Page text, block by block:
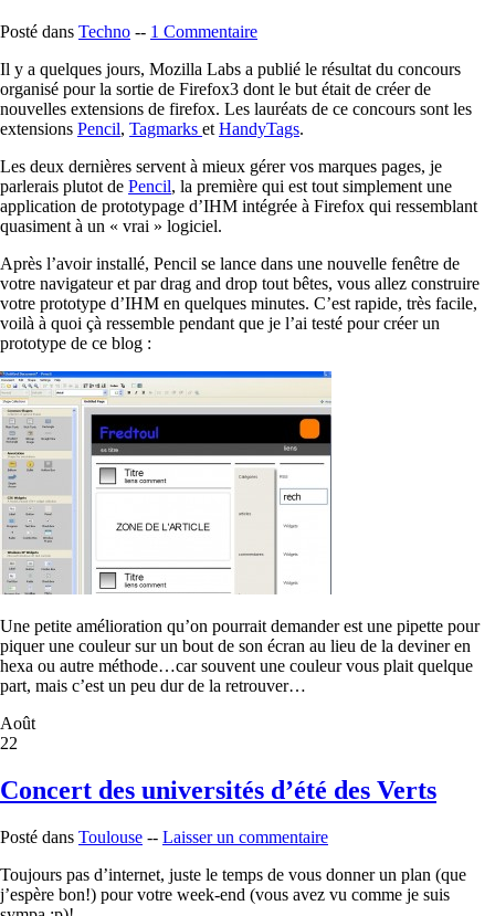
Posté dans Techno -- 1 Commentaire
Il y a quelques jours, Mozilla Labs a publié le résultat du concours
organisé pour la sortie de Firefox3 dont le but était de créer de
nouvelles extensions de firefox. Les lauréats de ce concours sont les
extensions Pencil, Tagmarks et HandyTags.
Les deux dernières servent à mieux gérer vos marques pages, je
parlerais plutot de Pencil, la première qui est tout simplement une
application de prototypage d’IHM intégrée à Firefox qui ressemblant
quasiment à un « vrai » logiciel.
Après l’avoir installé, Pencil se lance dans une nouvelle fenêtre de
votre navigateur et par drag and drop tout bêtes, vous allez construire
votre prototype d’IHM en quelques minutes. C’est rapide, très facile,
voilà à quoi çà ressemble pendant que je l’ai testé pour créer un
prototype de ce blog :
Une petite amélioration qu’on pourrait demander est une pipette pour
piquer une couleur sur un bout de son écran au lieu de la deviner en
hexa ou autre méthode…car souvent une couleur vous plait quelque
part, mais c’est un peu dur de la retrouver…
Août
22
Concert des universités d’été des Verts
Posté dans Toulouse -- Laisser un commentaire
Toujours pas d’internet, juste le temps de vous donner un plan (que
j’espère bon!) pour votre week-end (vous avez vu comme je suis